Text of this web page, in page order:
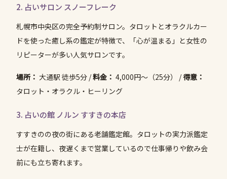
2. 占いサロン スノーフレーク
札幌市中央区の完全予約制サロン。タロットとオラクルカー
ドを使った癒し系の鑑定が特徴で、「心が温まる」と女性の
リピーターが多い人気サロンです。
場所： 大通駅 徒歩5分 /料金： 4,000円〜（25分） /得意：
タロット・オラクル・ヒーリング
3. 占いの館 ノルン すすきの本店
すすきのの夜の街にある老舗鑑定館。タロットの実力派鑑定
士が在籍し、夜遅くまで営業しているので仕事帰りや飲み会
前にも立ち寄れます。